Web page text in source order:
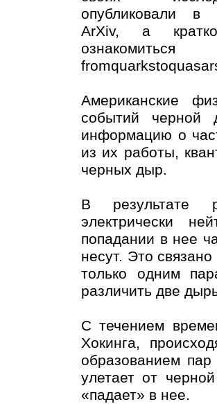
опубликовали в
ArXiv, а
Американские
событий черной
информацию о
из их работы,
черных дыр.
В результате
электрически
попадании в нее
несут. Это
только одним
различить две
С течением
Хокинга,
образованием
улетает от
«падает» в нее.